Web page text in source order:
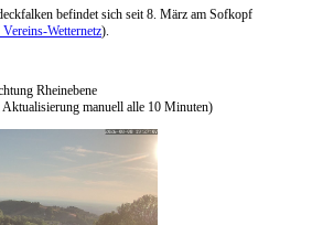
befindet sich seit 8. März am Sofkopf
Wetternetz).
Rheinebene
manuell alle 10 Minuten)